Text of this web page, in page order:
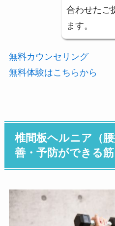
合わせたご
ます。
無料カウンセリング
無料体験はこちらから
椎間板ヘルニア（
善・予防ができる